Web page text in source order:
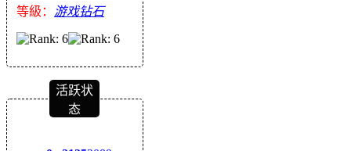
等級： 游戏钻石
活跃状
态